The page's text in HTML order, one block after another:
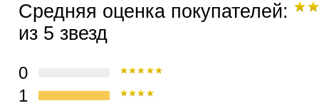
Средняя оценка покупателей:
из 5 звезд
0
1